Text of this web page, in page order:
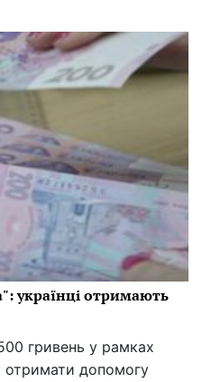
українці отримають
гривень у рамках
отримати допомогу